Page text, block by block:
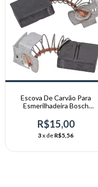
Escova De Carvão Para
Esmerilhadeira Bosch
R$15,00
3x de R$5,56